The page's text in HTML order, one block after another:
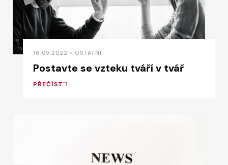
16.09.2022 • OSTATNÍ
Postavte se vzteku tváří v tvář
PŘEČÍST